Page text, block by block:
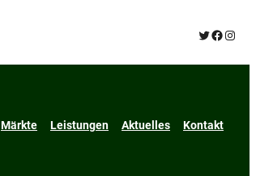
Twitter
Märkte Leistungen Aktuelles Kontakt